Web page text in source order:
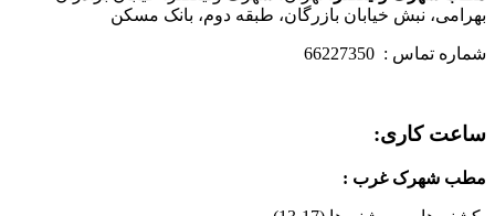
بهرامی، نبش خیابان بازرگان، طبقه دوم، بانک مسکن
شماره تماس : 66227350
ساعت کاری:
مطب شهرک غرب :